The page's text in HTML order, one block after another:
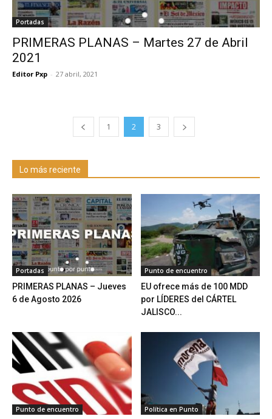
Portadas
PRIMERAS PLANAS – Martes 27 de Abril
2021
Editor Pxp - 27 abril, 2021
1 2 3
Lo más reciente
Portadas
PRIMERAS PLANAS – Jueves
6 de Agosto 2026
Punto de encuentro
EU ofrece más de 100 MDD
por LÍDERES del CÁRTEL
JALISCO...
Punto de encuentro Política en Punto